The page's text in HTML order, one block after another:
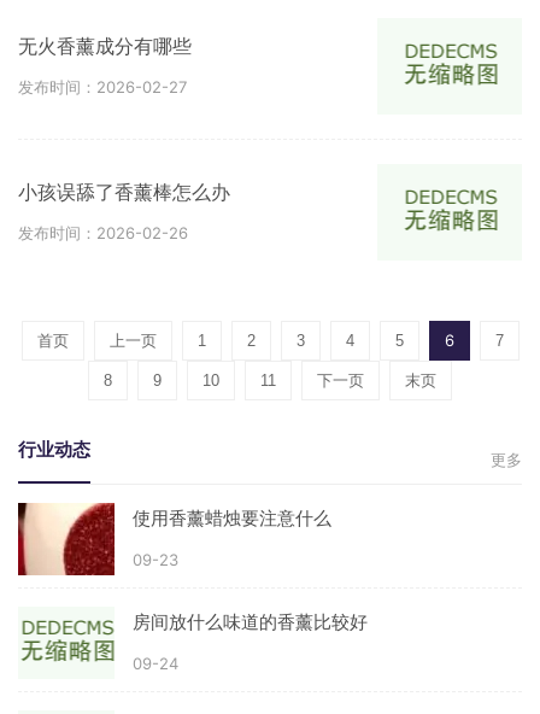
无火香薰成分有哪些
发布时间：2026-02-27
小孩误舔了香薰棒怎么办
发布时间：2026-02-26
首页 上一页 1 2 3 4 5 6 7
8 9 10 11 下一页 末页
行业动态 更多
使用香薰蜡烛要注意什么
09-23
房间放什么味道的香薰比较好
09-24